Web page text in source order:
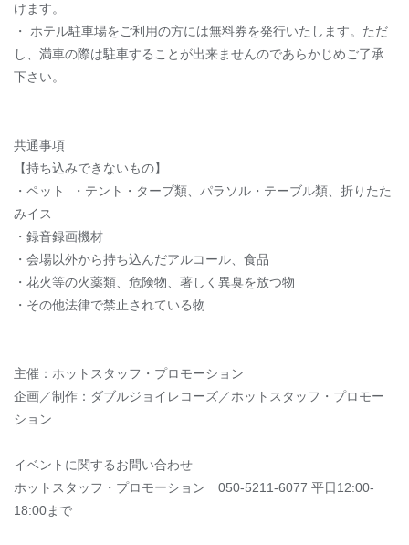
けます。
・ ホテル駐車場をご利用の方には無料券を発行いたします。ただ
し、満車の際は駐車することが出来ませんのであらかじめご了承
下さい。
共通事項
【持ち込みできないもの】
・ペット ・テント・タープ類、パラソル・テーブル類、折りたた
みイス
・録音録画機材
・会場以外から持ち込んだアルコール、食品
・花火等の火薬類、危険物、著しく異臭を放つ物
・その他法律で禁止されている物
主催：ホットスタッフ・プロモーション
企画／制作：ダブルジョイレコーズ／ホットスタッフ・プロモー
ション
イベントに関するお問い合わせ
ホットスタッフ・プロモーション 050-5211-6077 平日12:00-
18:00まで